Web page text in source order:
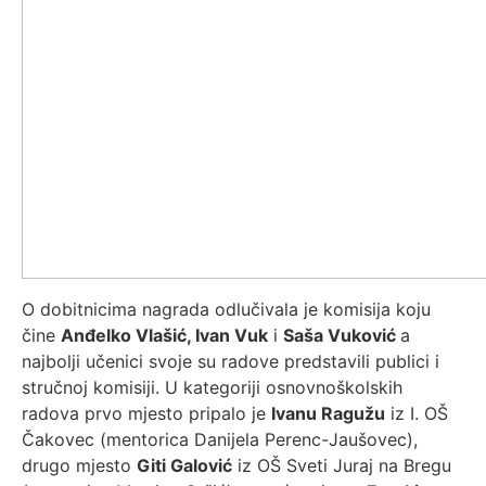
O dobitnicima nagrada odlučivala je komisija koju
čine Anđelko Vlašić, Ivan Vuk i Saša Vuković a
najbolji učenici svoje su radove predstavili publici i
stručnoj komisiji. U kategoriji osnovnoškolskih
radova prvo mjesto pripalo je Ivanu Ragužu iz I. OŠ
Čakovec (mentorica Danijela Perenc-Jaušovec),
drugo mjesto Giti Galović iz OŠ Sveti Juraj na Bregu